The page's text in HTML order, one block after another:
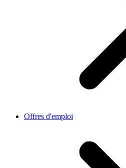
Offres d'emploi